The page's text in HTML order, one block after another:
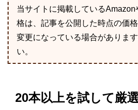
当サイトに掲載している
格は、記事を公開した時点の価
変更になっている場合がありま
い。
20本以上を試して厳